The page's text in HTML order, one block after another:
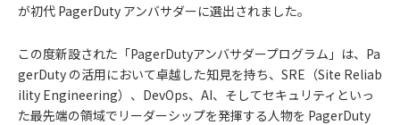
が初代 PagerDuty アンバサダーに選出されました。
この度新設された「PagerDutyアンバサダープログラム」は、Pa
gerDuty の活用において卓越した知見を持ち、SRE（Site Reliab
ility Engineering）、DevOps、AI、そしてセキュリティといっ
た最先端の領域でリーダーシップを発揮する人物を PagerDuty